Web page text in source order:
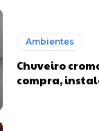
Ambientes
Chuveiro
compra,